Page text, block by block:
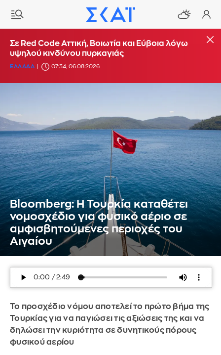
Σε Red Code Αττική, Βοιωτία και Εύβοια λόγω
υψηλού κινδύνου πυρκαγιάς
ΕΛΛΑΔΑ 07:34, 06.08.2026
Bloomberg: Η Τουρκία καταθέτει
νομοσχέδιο για φυσικό αέριο σε
αμφισβητούμενες περιοχές του
Αιγαίου
Το προσχέδιο νόμου αποτελεί το πρώτο βήμα της
Τουρκίας για να παγιώσει τις αξιώσεις της και να
δηλώσει την κυριότητα σε δυνητικούς πόρους
φυσικού αερίου